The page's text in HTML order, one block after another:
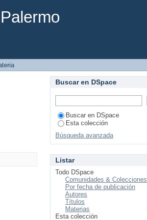
Buscar en DSpace
Buscar en DSpace
Esta colección
Búsqueda avanzada
Listar
Todo DSpace
Comunidades & Colecciones
Por fecha de publicación
Autores
Títulos
Materias
Esta colección